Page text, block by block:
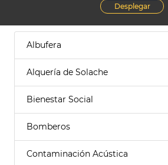
Desplegar
Albufera
Alquería de Solache
Bienestar Social
Bomberos
Contaminación Acústica